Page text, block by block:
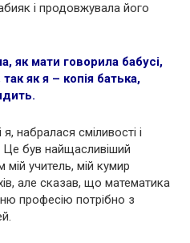
і продовжувала його
як мати говорила бабусі,
як я – копія батька,
набралася сміливості і
був найщасливіший
учитель, мій кумир
але сказав, що математика
професію потрібно з